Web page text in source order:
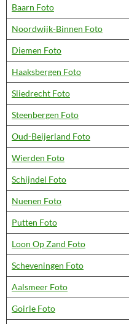
Baarn Foto
Noordwijk-Binnen Foto
Diemen Foto
Haaksbergen Foto
Sliedrecht Foto
Steenbergen Foto
Oud-Beijerland Foto
Wierden Foto
Schijndel Foto
Nuenen Foto
Putten Foto
Loon Op Zand Foto
Scheveningen Foto
Aalsmeer Foto
Goirle Foto